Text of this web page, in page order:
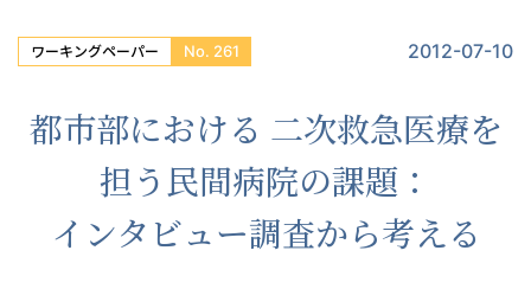
ワーキングペーパー No. 261 2012-07-10
都市部における 二次救急医療を
担う民間病院の課題：
インタビュー調査から考える